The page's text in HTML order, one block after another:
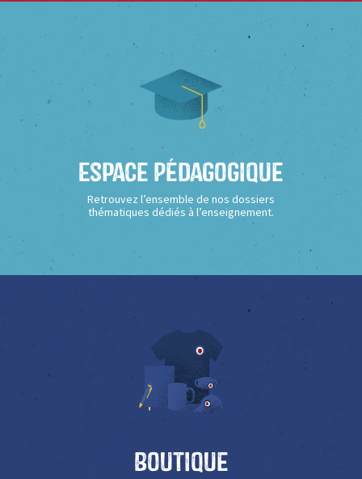
Espace Pédagogique
Retrouvez l’ensemble de nos dossiers
thématiques dédiés à l’enseignement.
Boutique